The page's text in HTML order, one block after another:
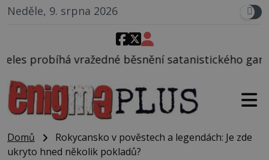
Neděle, 9. srpna 2026
běsnění satanistického gangu vedeného
Domů
Rokycansko v pověstech a legendách: Je zde
ukryto hned několik pokladů?